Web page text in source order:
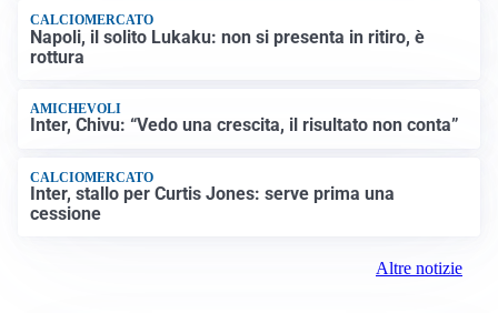
CALCIOMERCATO
Napoli, il solito Lukaku: non si presenta in ritiro, è
rottura
AMICHEVOLI
Inter, Chivu: “Vedo una crescita, il risultato non conta”
CALCIOMERCATO
Inter, stallo per Curtis Jones: serve prima una
cessione
Altre notizie